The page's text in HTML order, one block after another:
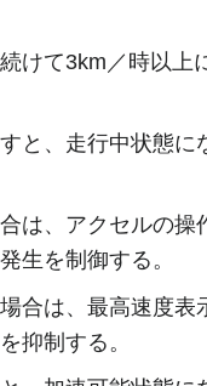
けて3km／時以上
と、走行中状態に
は、アクセルの操
生を制御する。
合は、最高速度表
抑制する。